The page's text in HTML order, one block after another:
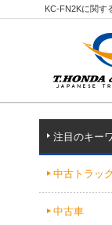
KC-FN2Kに関す
注目のキー
中古トラック
中古車